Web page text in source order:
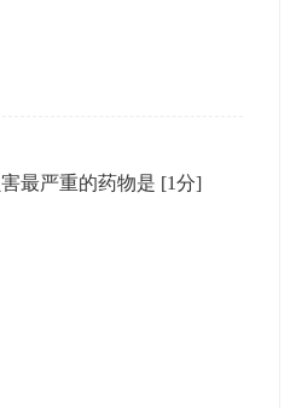
最严重的药物是 [1分]